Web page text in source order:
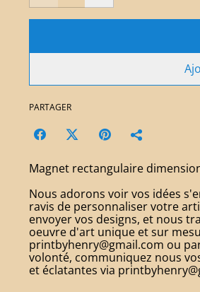
PARTAGER
Magnet rectangulaire
Nous adorons voir vos idées
ravis de personnaliser votre
envoyer vos designs, et nous
oeuvre d'art unique et sur
printbyhenry@gmail.com ou
volonté, communiquez nous
et éclatantes via